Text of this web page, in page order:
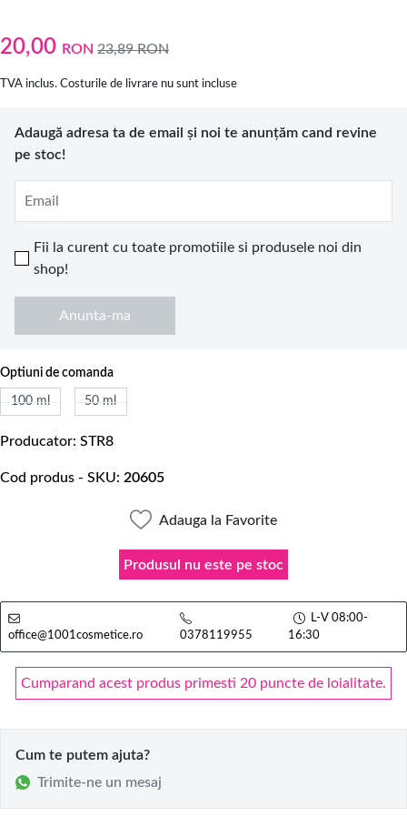
20,00 RON 23,89RON
TVA inclus. Costurile de livrare nu sunt incluse
Adaugă adresa ta de email și noi te anunțăm cand revine
pe stoc!
Email
Fii la curent cu toate promotiile si produsele noi din
shop!
Anunta-ma
Optiuni de comanda
100 ml 50 ml
Producator STR8
Cod produs - SKU 20605
Adauga la Favorite
Produsul nu este pe stoc
office@1001cosmetice.ro 0378119955
L-V 08:00-
16:30
Cumparand acest produs primesti 20 puncte de loialitate.
Cum te putem ajuta?
Trimite-ne un mesaj